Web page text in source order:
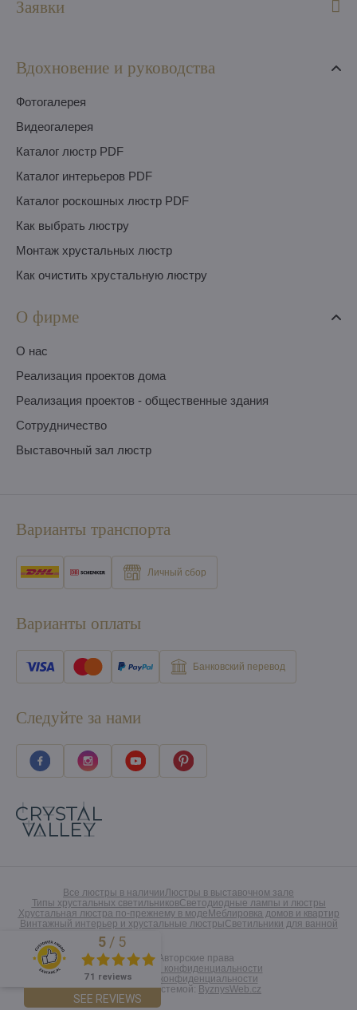
Заявки
Вдохновение и руководства
Фотогалерея
Видеогалерея
Каталог люстр PDF
Каталог интерьеров PDF
Каталог роскошных люстр PDF
Как выбрать люстру
Монтаж хрустальных люстр
Как очистить хрустальную люстру
О фирме
O нас
Pеализация проектов дома
Pеализация проектов - общественные здания
Сотрудничество
Выставочный зал люстр
Варианты транспорта
Личный сбор
Варианты оплаты
Банковский перевод
Следуйте за нами
Все люстры в наличииЛюстры в выставочном зале
Типы хрустальных светильниковСветодиодные лампы и люстры
Хрустальная люстра по-прежнему в модеМеблировка домов и квартир
Винтажный интерьер и хрустальные люстрыСветильники для ванной
©2026Авторские права
Предпочтения конфиденциальности
Заявление о конфиденциальности
Созданный системой: ByznysWeb.cz
Excellent
5 / 5
71 reviews
SEE REVIEWS